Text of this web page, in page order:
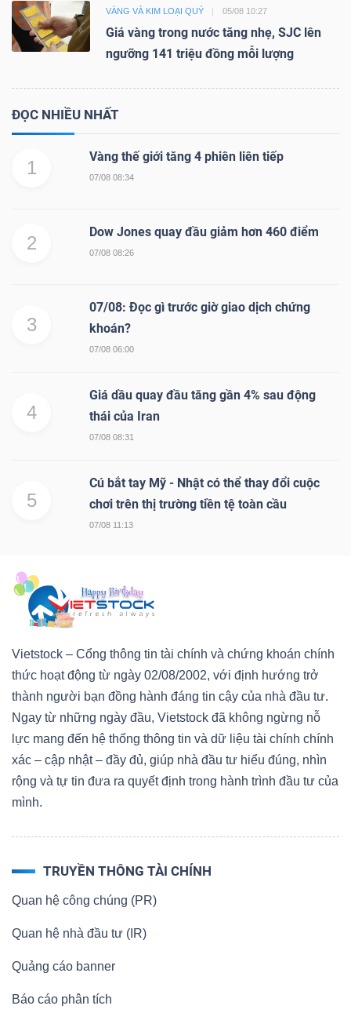
VÀNG VÀ KIM LOẠI QUÝ 05/08 10:27
Giá vàng trong nước tăng nhẹ, SJC lên
ngưỡng 141 triệu đồng mỗi lượng
ĐỌC NHIỀU NHẤT
1
Vàng thế giới tăng 4 phiên liên tiếp
07/08 08:34
2
Dow Jones quay đầu giảm hơn 460 điểm
07/08 08:26
3
07/08: Đọc gì trước giờ giao dịch chứng
khoán?
07/08 06:00
4
Giá dầu quay đầu tăng gần 4% sau động
thái của Iran
07/08 08:31
5
Cú bắt tay Mỹ - Nhật có thể thay đổi cuộc
chơi trên thị trường tiền tệ toàn cầu
07/08 11:13
Vietstock – Cổng thông tin tài chính và chứng khoán chính
thức hoạt động từ ngày 02/08/2002, với định hướng trở
thành người bạn đồng hành đáng tin cậy của nhà đầu tư.
Ngay từ những ngày đầu, Vietstock đã không ngừng nỗ
lực mang đến hệ thống thông tin và dữ liệu tài chính chính
xác – cập nhật – đầy đủ, giúp nhà đầu tư hiểu đúng, nhìn
rộng và tự tin đưa ra quyết định trong hành trình đầu tư của
mình.
TRUYỀN THÔNG TÀI CHÍNH
Quan hệ công chúng (PR)
Quan hệ nhà đầu tư (IR)
Quảng cáo banner
Báo cáo phân tích